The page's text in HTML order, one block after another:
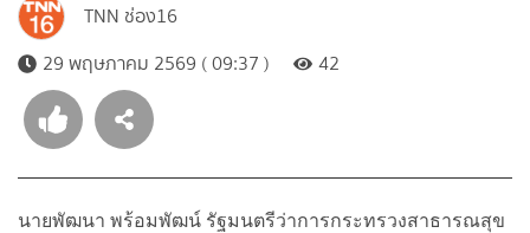
TNN ช่อง16
29 พฤษภาคม 2569 ( 09:37 )
42
นายพัฒนา พร้อมพัฒน์ รัฐมนตรีว่าการกระทรวงสาธารณสุข